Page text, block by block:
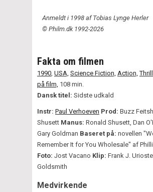
Anmeldt i 1998 af Tobias Lynge Herler
© Philm.dk 1992-2026
Fakta om filmen
1990 USA, Science Fiction, Action,
på film, 108 min.
Dansk titel: Sidste udkald
Instr: Paul Verhoeven Prod: Buzz
Shusett Manus: Ronald Shusett, Dan
Gary Goldman Baseret på: novellen
Remember It for You Wholesale" af
Foto: Jost Vacano Klip: Frank J. Urioste
Goldsmith
Medvirkende